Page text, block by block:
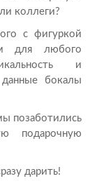
коллеги?
с фигуркой
для любого
и
бокалы
позаботились
подарочную
дарить!